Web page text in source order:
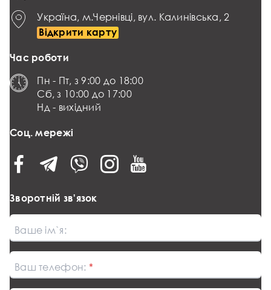
Україна, м.Чернівці, вул. Калинівська, 2
Відкрити карту
Час роботи
Пн - Пт, з 9:00 до 18:00
Сб, з 10:00 до 17:00
Нд - вихідний
Соц. мережі
Зворотній зв'язок
Ваше ім`я:
Ваш телефон: